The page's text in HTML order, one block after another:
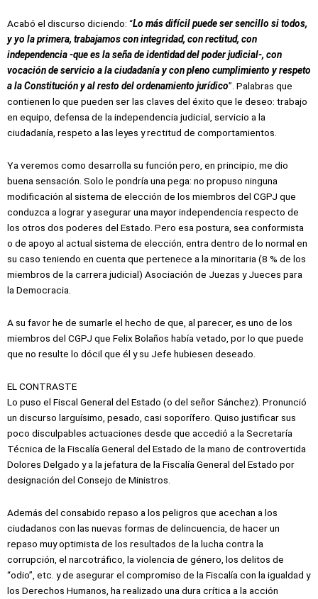
Acabó el discurso diciendo: “Lo más difícil puede ser sencillo si todos,
y yo la primera, trabajamos con integridad, con rectitud, con
independencia -que es la seña de identidad del poder judicial-, con
vocación de servicio a la ciudadanía y con pleno cumplimiento y respeto
a la Constitución y al resto del ordenamiento jurídico”. Palabras que
contienen lo que pueden ser las claves del éxito que le deseo: trabajo
en equipo, defensa de la independencia judicial, servicio a la
ciudadanía, respeto a las leyes y rectitud de comportamientos.
Ya veremos como desarrolla su función pero, en principio, me dio
buena sensación. Solo le pondría una pega: no propuso ninguna
modificación al sistema de elección de los miembros del CGPJ que
conduzca a lograr y asegurar una mayor independencia respecto de
los otros dos poderes del Estado. Pero esa postura, sea conformista
o de apoyo al actual sistema de elección, entra dentro de lo normal en
su caso teniendo en cuenta que pertenece a la minoritaria (8 % de los
miembros de la carrera judicial) Asociación de Juezas y Jueces para
la Democracia.
A su favor he de sumarle el hecho de que, al parecer, es uno de los
miembros del CGPJ que Felix Bolaños había vetado, por lo que puede
que no resulte lo dócil que él y su Jefe hubiesen deseado.
EL CONTRASTE
Lo puso el Fiscal General del Estado (o del señor Sánchez). Pronunció
un discurso larguísimo, pesado, casi soporífero. Quiso justificar sus
poco disculpables actuaciones desde que accedió a la Secretaría
Técnica de la Fiscalía General del Estado de la mano de controvertida
Dolores Delgado y a la jefatura de la Fiscalía General del Estado por
designación del Consejo de Ministros.
Además del consabido repaso a los peligros que acechan a los
ciudadanos con las nuevas formas de delincuencia, de hacer un
repaso muy optimista de los resultados de la lucha contra la
corrupción, el narcotráfico, la violencia de género, los delitos de
“odio”, etc. y de asegurar el compromiso de la Fiscalía con la igualdad y
los Derechos Humanos, ha realizado una dura crítica a la acción